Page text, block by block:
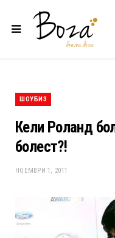
ШОУБИЗ
Кели Роланд
болест?!
НОЕМВРИ 1, 2011